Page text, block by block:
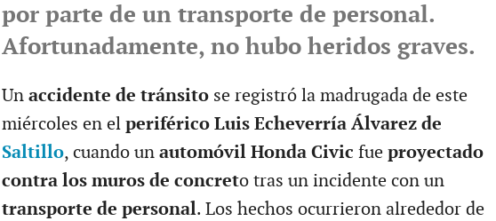
por parte de un transporte de personal.
Afortunadamente, no hubo heridos graves.
Un accidente de tránsitose registró la madrugada de este
miércoles en elperiférico Luis Echeverría Álvarez de
Saltillo, cuando un automóvil Honda Civic fue proyectado
contra los muros de concreto tras un incidente con un
transporte de personal. Los hechos ocurrieron alrededor de